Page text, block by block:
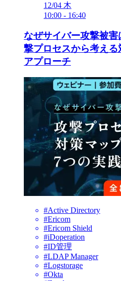
12/04 木
10:00 - 16:40
なぜサイバー攻撃被
撃プロセスから考え
アプローチ
#Active Directory
#Ericom
#Ericom Shield
#iDoperation
#ID管理
#LDAP Manager
#Logstorage
#Okta